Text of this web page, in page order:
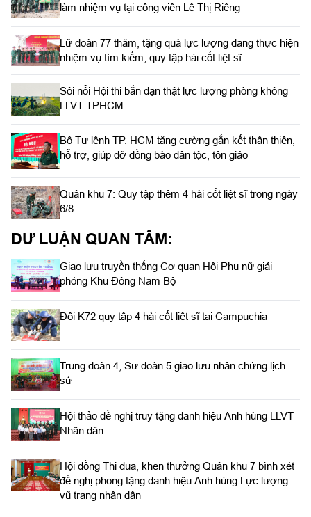
làm nhiệm vụ tại công viên Lê Thị Riêng
Lữ đoàn 77 thăm, tặng quà lực lượng đang thực hiện
nhiệm vụ tìm kiếm, quy tập hài cốt liệt sĩ
Sôi nổi Hội thi bắn đạn thật lực lượng phòng không
LLVT TPHCM
Bộ Tư lệnh TP. HCM tăng cường gắn kết thân thiện,
hỗ trợ, giúp đỡ đồng bào dân tộc, tôn giáo
Quân khu 7: Quy tập thêm 4 hài cốt liệt sĩ trong ngày
6/8
DƯ LUẬN QUAN TÂM:
Giao lưu truyền thống Cơ quan Hội Phụ nữ giải
phóng Khu Đông Nam Bộ
Đội K72 quy tập 4 hài cốt liệt sĩ tại Campuchia
Trung đoàn 4, Sư đoàn 5 giao lưu nhân chứng lịch
sử
Hội thảo đề nghị truy tặng danh hiệu Anh hùng LLVT
Nhân dân
Hội đồng Thi đua, khen thưởng Quân khu 7 bình xét
đề nghị phong tặng danh hiệu Anh hùng Lực lượng
vũ trang nhân dân